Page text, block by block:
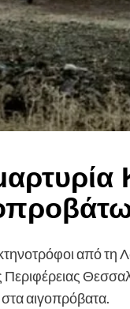
από τη
Περιφέρειας
αιγοπρόβατα.